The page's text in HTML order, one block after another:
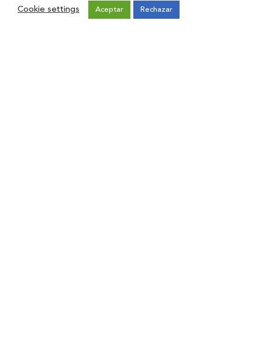
Cookie settings Aceptar Rechazar